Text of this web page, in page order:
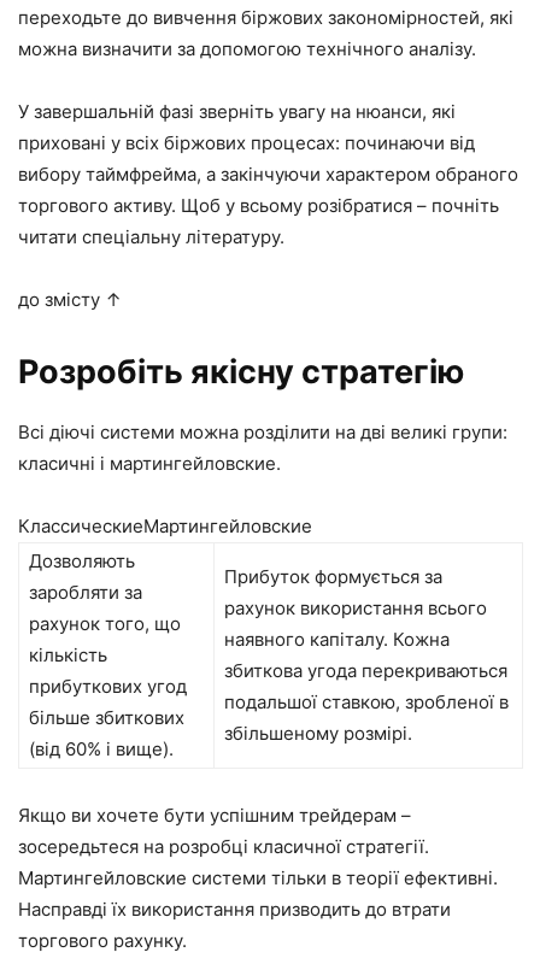
переходьте до вивчення біржових закономірностей, які
можна визначити за допомогою технічного аналізу.
У завершальній фазі зверніть увагу на нюанси, які
приховані у всіх біржових процесах: починаючи від
вибору таймфрейма, а закінчуючи характером обраного
торгового активу. Щоб у всьому розібратися – почніть
читати спеціальну літературу.
до змісту ↑
Розробіть якісну стратегію
Всі діючі системи можна розділити на дві великі групи:
класичні і мартингейловские.
КлассическиеМартингейловские
Дозволяють
заробляти за
рахунок того, що
кількість
прибуткових угод
більше збиткових
(від 60% і вище).
Прибуток формується за
рахунок використання всього
наявного капіталу. Кожна
збиткова угода перекриваються
подальшої ставкою, зробленої в
збільшеному розмірі.
Якщо ви хочете бути успішним трейдерам –
зосередьтеся на розробці класичної стратегії.
Мартингейловские системи тільки в теорії ефективні.
Насправді їх використання призводить до втрати
торгового рахунку.